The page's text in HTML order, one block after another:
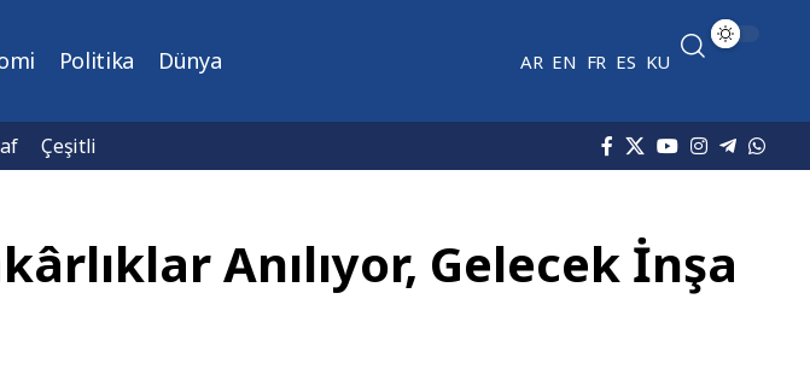
Politika Dünya AR EN FR ES KU
Çeşitli
Anılıyor, Gelecek İnşa